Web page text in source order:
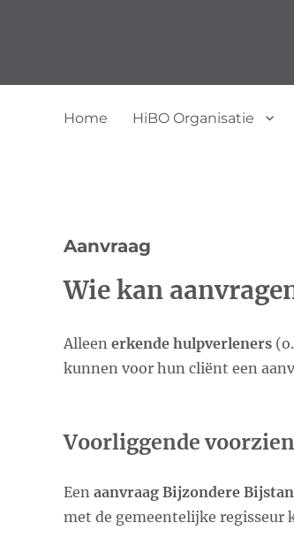
Home HiBO Organisatie
Aanvraag
Wie kan
Alleen erkende hulpverleners
kunnen voor hun cliënt een
Voorliggende
Een aanvraag Bijzondere
met de gemeentelijke regisseur